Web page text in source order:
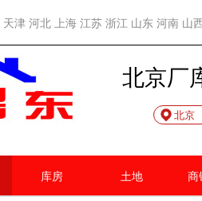
天津 河北 上海 江苏 浙江 山东 河南 山
北京厂
北京
库房 土地 商